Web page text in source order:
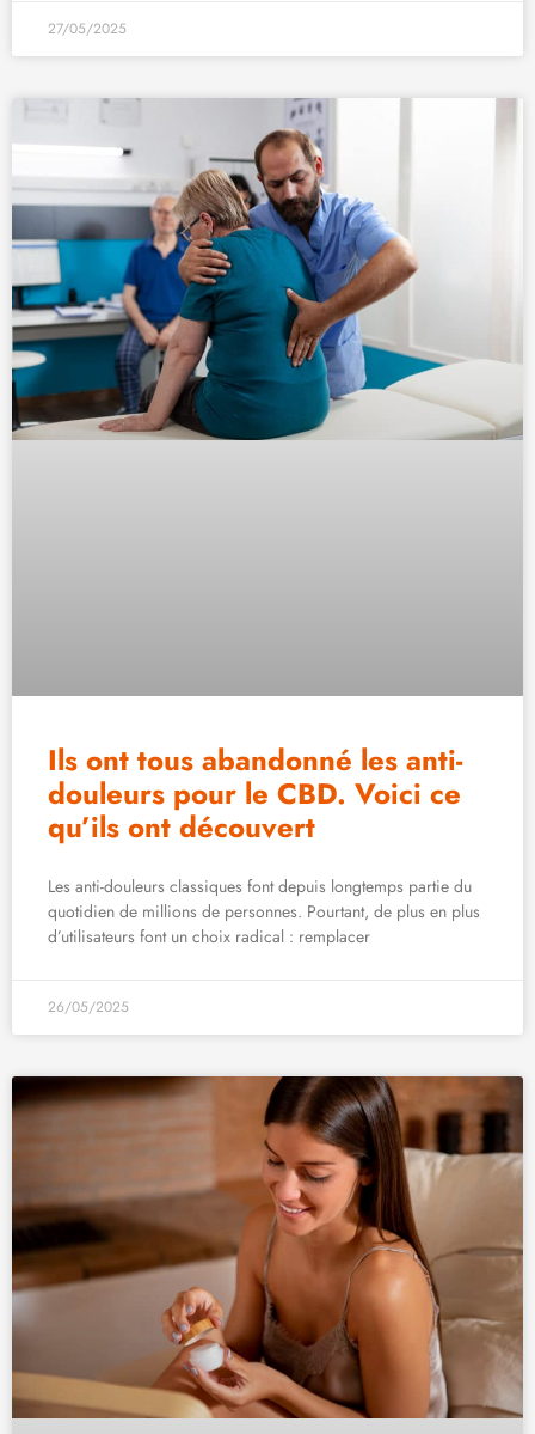
27/05/2025
Ils ont tous abandonné les anti-
douleurs pour le CBD. Voici ce
qu’ils ont découvert
Les anti-douleurs classiques font depuis longtemps partie du
quotidien de millions de personnes. Pourtant, de plus en plus
d’utilisateurs font un choix radical : remplacer
26/05/2025